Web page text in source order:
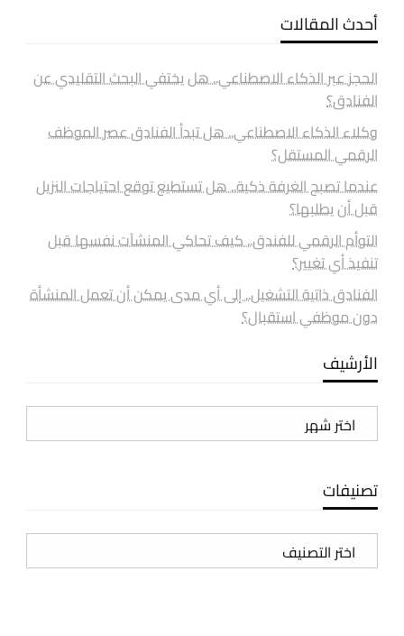
أحدث المقالات
الحجز عبر الذكاء الاصطناعي.. هل يختفي البحث التقليدي عن
الفنادق؟
وكلاء الذكاء الاصطناعي.. هل تبدأ الفنادق عصر الموظف
الرقمي المستقل؟
عندما تصبح الغرفة ذكية.. هل تستطيع توقع احتياجات النزيل
قبل أن يطلبها؟
التوأم الرقمي للفندق.. كيف تحاكي المنشآت نفسها قبل
تنفيذ أي تغيير؟
الفنادق ذاتية التشغيل.. إلى أي مدى يمكن أن تعمل المنشأة
دون موظفي استقبال؟
الأرشيف
الأرشيف
تصنيفات
تصنيفات